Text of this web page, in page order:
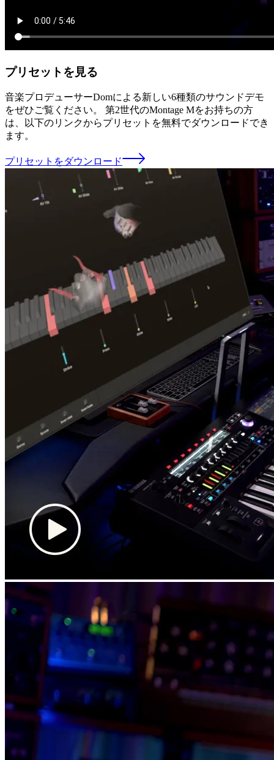
プリセットを見る
音楽プロデューサーDomによる新しい6種類のサウンドデモ
をぜひご覧ください。 第2世代のMontage Mをお持ちの方
は、以下のリンクからプリセットを無料でダウンロードでき
ます。
プリセットをダウンロード